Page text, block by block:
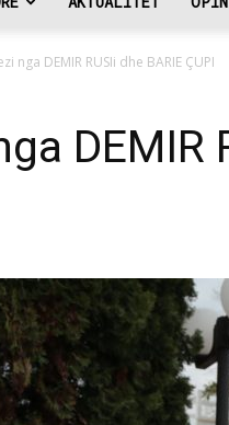
nga DEMIR RUSIi dhe BARIE ÇUPI
DEMIR